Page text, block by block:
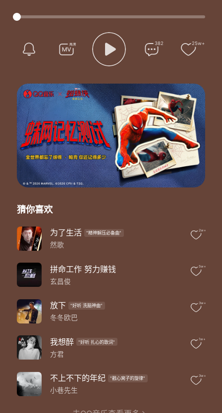
曲：陈浩
编曲：李德奎
混音：苏洲
监制：郭志刚/李志洲
出品公司：广东一窝蜂文化科技有限公司
发行公司：广东一窝蜂文化科技有限公司
是什么样的年纪 太多忧愁
有哪个男人不曾在风雨里奔走
当初的满腔热血 为理想奋斗
如今是否深感疲惫 把烟抽上一口
是什么样的路途 不敢回头
总怕失去拼了命才得到的所有
面对的现实生活 如城中高楼
无奈双眼仰望一切 把酒喝上一宿
还好我们有烟有酒有朋友
谁会懂这样的烟酒朋友
还好我们有烟有酒有朋友
才能缓解忍痛已久的伤口
谁知道男人也会有泪流
是什么样的路途 不敢回头
总怕失去了拼了命才得到的所有
面对的现实生活 如城中高楼
无奈双眼仰望一切 把酒喝上一宿
还好我们有烟有酒有朋友
才能抚慰时常压抑的心口
却懂你更多的悲与愁
还好我们有烟有酒有朋友
才能缓解忍痛已久的伤口
谁知道男人也会有泪流
却从未向命运低过头
还好我们有烟有酒有朋友
382 25w+
猜你喜欢
为了生活 "精神解压必备曲"
然歌
2w+
拼命工作 努力赚钱
玄昌俊
5w+
放下 "好听 洗脑神曲"
冬冬欧巴
3w+
我想醉 "好听 扎心的歌词"
方君
1w+
不上不下的年纪 "戳心窝子的旋律"
小巷先生
3w+